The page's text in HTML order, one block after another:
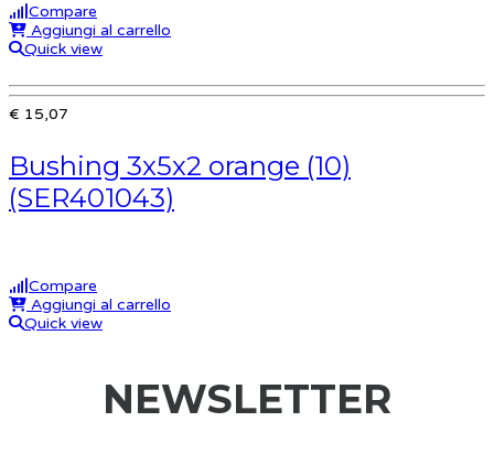
Compare
Aggiungi al carrello
Quick view
€ 15,07
Bushing 3x5x2 orange (10)
(SER401043)
Compare
Aggiungi al carrello
Quick view
NEWSLETTER